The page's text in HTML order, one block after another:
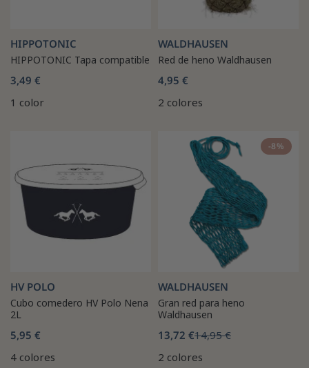
HIPPOTONIC
HIPPOTONIC Tapa compatible
3,49 €
1 color
WALDHAUSEN
Red de heno Waldhausen
4,95 €
2 colores
HV POLO
Cubo comedero HV Polo Nena
2L
5,95 €
4 colores
-8%
WALDHAUSEN
Gran red para heno
Waldhausen
13,72 €14,95 €
2 colores